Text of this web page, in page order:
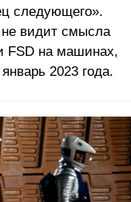
следующего».
не видит смысла
FSD на машинах,
2023 года.